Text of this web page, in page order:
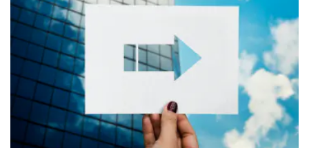
Visą straipsnį galite rasti
http://www.tv3.lt/naujiena/880434/lietuvos-
jaunimas-praktiku-atsisako-taciau-nekvalifikuoto-
darbo-ne
Tv3.lt info.